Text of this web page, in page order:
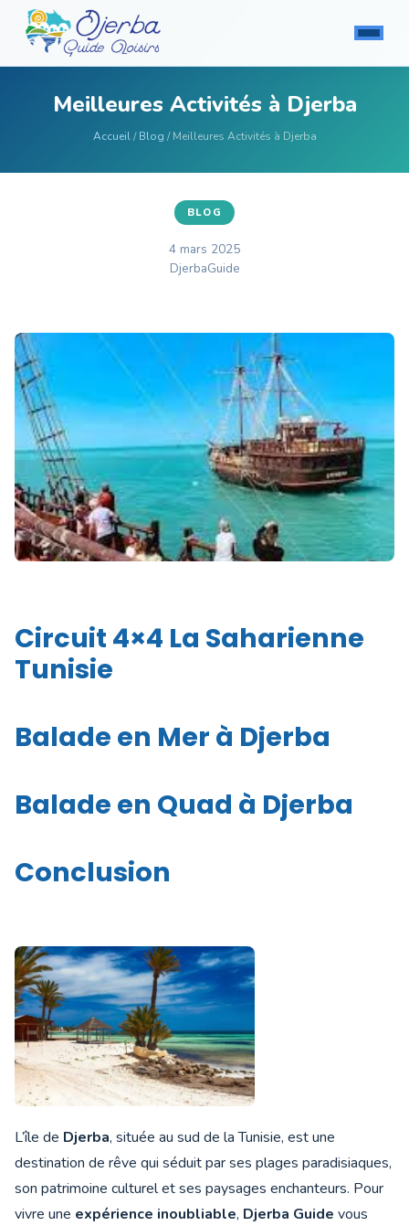
Meilleures Activités à Djerba
Accueil/Blog / Meilleures Activités à Djerba
BLOG
4 mars 2025
DjerbaGuide
Circuit 4×4 La Saharienne
Tunisie
Balade en Mer à Djerba
Balade en Quad à Djerba
Conclusion
L’île de Djerba, située au sud de la Tunisie, est une
destination de rêve qui séduit par ses plages paradisiaques,
son patrimoine culturel et ses paysages enchanteurs. Pour
vivre une expérience inoubliable, Djerba Guide vous